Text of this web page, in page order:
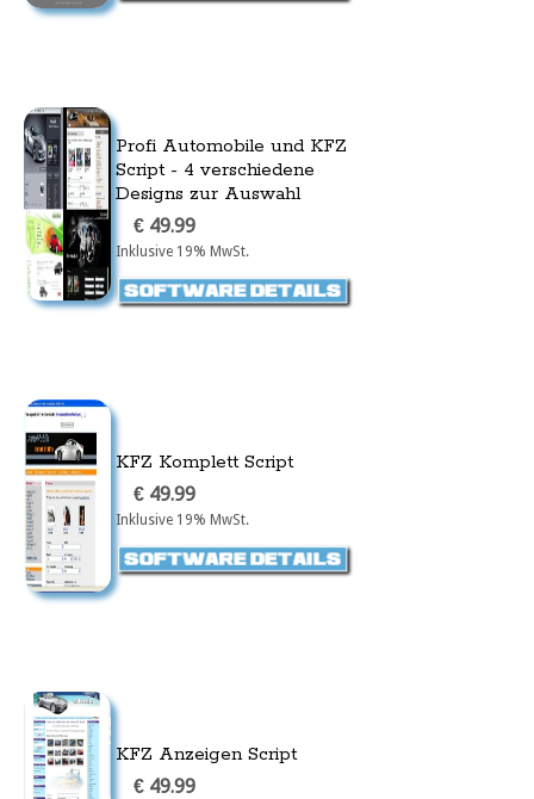
Profi Automobile und KFZ
Script - 4 verschiedene
Designs zur Auswahl
€ 49.99
Inklusive 19% MwSt.
KFZ Komplett Script
€ 49.99
Inklusive 19% MwSt.
KFZ Anzeigen Script
€ 49.99